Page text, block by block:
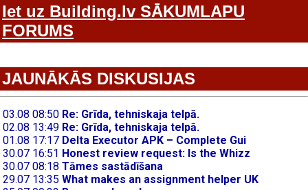
Iet uz Building.lv SĀKUMLAPU
FORUMS
JAUNĀKĀS DISKUSIJAS